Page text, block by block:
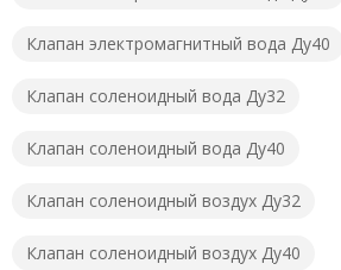
Клапан электромагнитный вода Ду40
Клапан соленоидный вода Ду32
Клапан соленоидный вода Ду40
Клапан соленоидный воздух Ду32
Клапан соленоидный воздух Ду40